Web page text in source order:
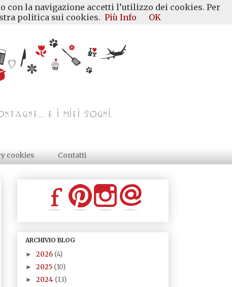
cookies Contatti
ARCHIVIO BLOG
► 2026 (4)
► 2025 (10)
► 2024 (13)
la navigazione accetti l’utilizzo dei cookies. Per
politica sui cookies. Più Info OK